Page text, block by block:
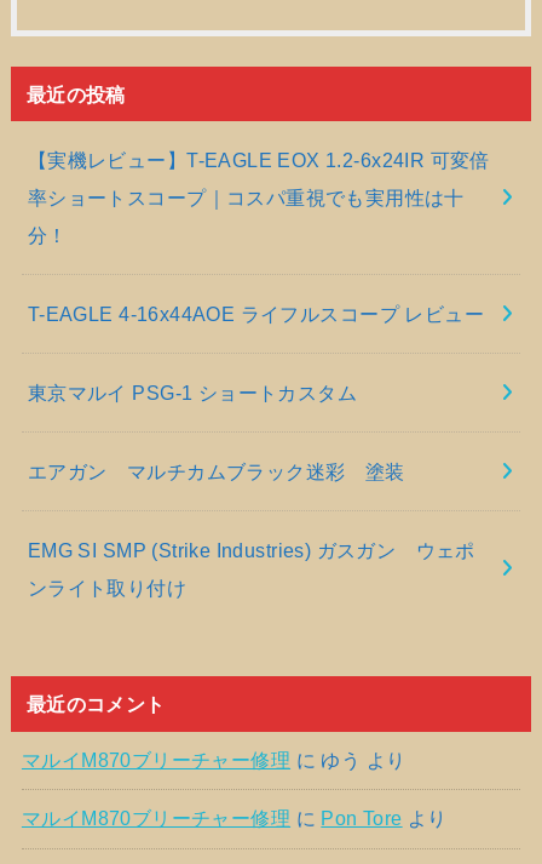
最近の投稿
【実機レビュー】T-EAGLE EOX 1.2-6x24IR 可変倍
率ショートスコープ｜コスパ重視でも実用性は十
分！
T-EAGLE 4-16x44AOE ライフルスコープ レビュー
東京マルイ PSG-1 ショートカスタム
エアガン マルチカムブラック迷彩 塗装
EMG SI SMP (Strike Industries) ガスガン ウェポ
ンライト取り付け
最近のコメント
マルイM870ブリーチャー修理 に ゆう より
マルイM870ブリーチャー修理 に Pon Tore より